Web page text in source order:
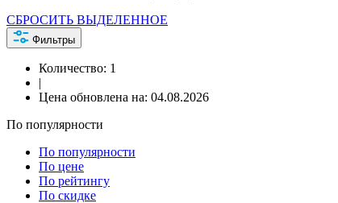
СБРОСИТЬ ВЫДЕЛЕННОЕ
Фильтры
Количество: 1
|
Цена обновлена на: 04.08.2026
По популярности
По популярности
По цене
По рейтингу
По скидке